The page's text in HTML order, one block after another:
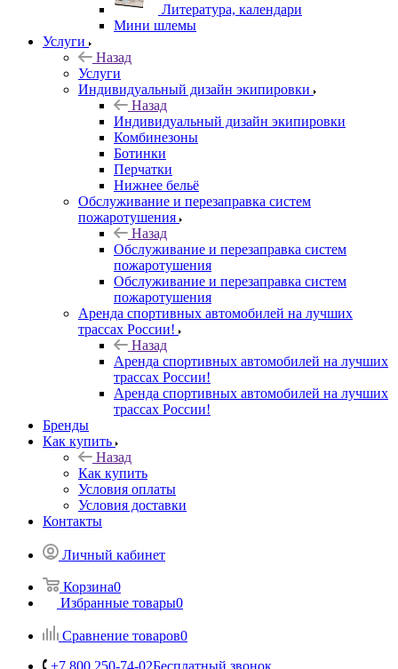
Литература, календари
Мини шлемы
Услуги
Назад
Услуги
Индивидуальный дизайн экипировки
Назад
Индивидуальный дизайн экипировки
Комбинезоны
Ботинки
Перчатки
Нижнее бельё
Обслуживание и перезаправка систем
пожаротушения
Назад
Обслуживание и перезаправка систем
пожаротушения
Обслуживание и перезаправка систем
пожаротушения
Аренда спортивных автомобилей на лучших
трассах России!
Назад
Аренда спортивных автомобилей на лучших
трассах России!
Аренда спортивных автомобилей на лучших
трассах России!
Бренды
Как купить
Назад
Как купить
Условия оплаты
Условия доставки
Контакты
Личный кабинет
Корзина0
Избранные товары0
Сравнение товаров0
+7 800 250-74-02Бесплатный звонок